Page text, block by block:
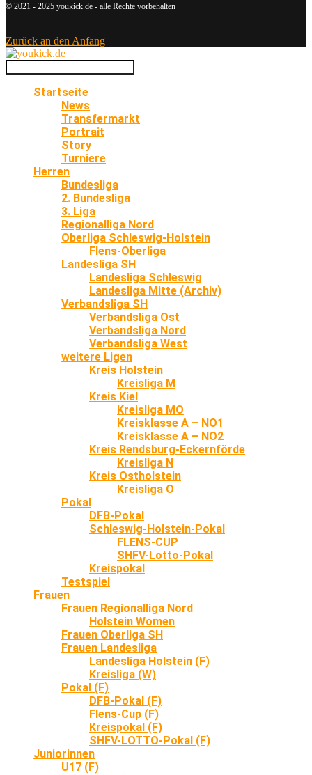
© 2021 - 2025 youkick.de - alle Rechte vorbehalten
Zurück an den Anfang
Startseite
News
Transfermarkt
Portrait
Story
Turniere
Herren
Bundesliga
2. Bundesliga
3. Liga
Regionalliga Nord
Oberliga Schleswig-Holstein
Flens-Oberliga
Landesliga SH
Landesliga Schleswig
Landesliga Mitte (Archiv)
Verbandsliga SH
Verbandsliga Ost
Verbandsliga Nord
Verbandsliga West
weitere Ligen
Kreis Holstein
Kreisliga M
Kreis Kiel
Kreisliga MO
Kreisklasse A – NO1
Kreisklasse A – NO2
Kreis Rendsburg-Eckernförde
Kreisliga N
Kreis Ostholstein
Kreisliga O
Pokal
DFB-Pokal
Schleswig-Holstein-Pokal
FLENS-CUP
SHFV-Lotto-Pokal
Kreispokal
Testspiel
Frauen
Frauen Regionalliga Nord
Holstein Women
Frauen Oberliga SH
Frauen Landesliga
Landesliga Holstein (F)
Kreisliga (W)
Pokal (F)
DFB-Pokal (F)
Flens-Cup (F)
Kreispokal (F)
SHFV-LOTTO-Pokal (F)
Juniorinnen
U17 (F)